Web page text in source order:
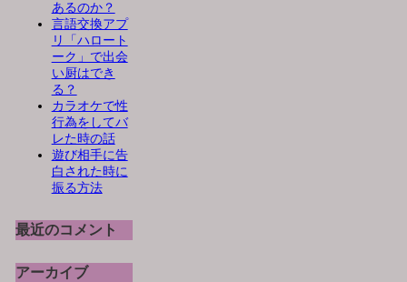
あるのか？
言語交換アプ
リ「ハロート
ーク」で出会
い厨はでき
る？
カラオケで性
行為をしてバ
レた時の話
遊び相手に告
白された時に
振る方法
最近のコメント
アーカイブ